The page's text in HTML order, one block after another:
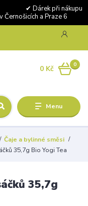
Kč ✔ Dárek při nákupu
a Praze 6
Menu
0
0 Kč
Čaje a bylinné směsi
35,7g Bio Yogi Tea
35,7g